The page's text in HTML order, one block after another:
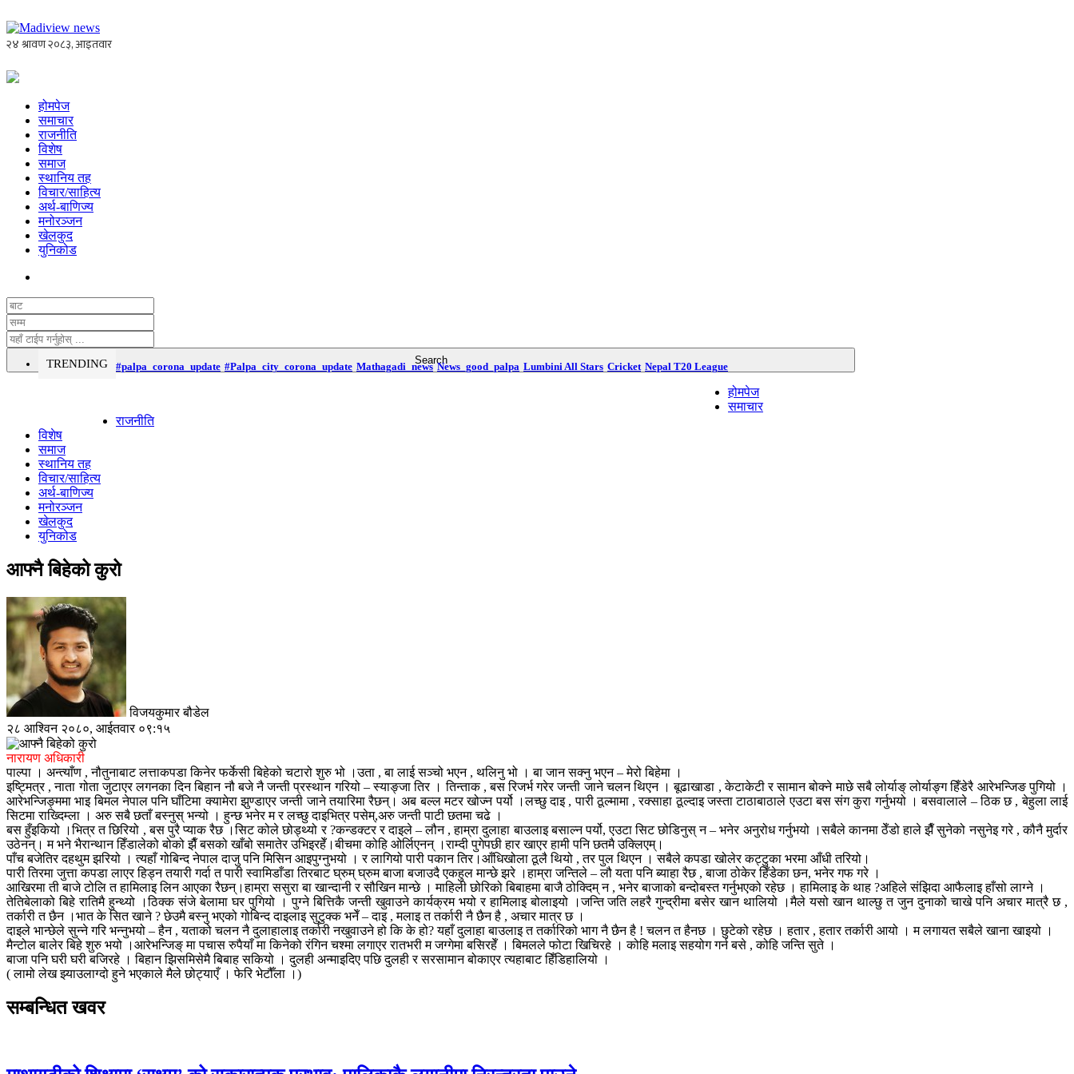
होमपेज
समाचार
राजनीति
विशेष
समाज
स्थानिय तह
विचार/साहित्य
अर्थ-बाणिज्य
मनोरञ्जन
खेलकुद
युनिकोड
TRENDING #palpa_corona_update #Palpa_city_corona_update Mathagadi_news News_good_palpa Lumbini All Stars Cricket Nepal T20 League
होमपेज
समाचार
राजनीति
विशेष
समाज
स्थानिय तह
विचार/साहित्य
अर्थ-बाणिज्य
मनोरञ्जन
खेलकुद
युनिकोड
आफ्नै बिहेको कुरो
विजयकुमार बौडेल
२८ आश्विन २०८०, आईतवार ०९:१५
नारायण अधिकारी
पाल्पा । अन्त्याँण , नौतुनाबाट लत्ताकपडा किनेर फर्केसी बिहेको चटारो शुरु भो ।उता , बा लाई सञ्चो भएन , थलिनु भो । बा जान सक्नु भएन – मेरो बिहेमा ।
इष्ट्मित्र , नाता गोता जुटाएर लगनका दिन बिहान नौ बजे नै जन्ती प्रस्थान गरियो – स्याङ्जा तिर । तिन्ताक , बस रिजर्भ गरेर जन्ती जाने चलन थिएन । बूढाखाडा , केटाकेटी र सामान बोक्ने माछे सबै लोर्याङ् लोर्याङ्ग हिँडेरै आरेभन्जिङ पुगियो ।
आरेभन्जिङ्ममा भाइ बिमल नेपाल पनि घाँटिमा क्यामेरा झुण्डाएर जन्ती जाने तयारिमा रैछन्। अब बल्ल मटर खोज्न पर्यो ।लच्छु दाइ , पारी ठूल्मामा , रक्साहा ठूल्दाइ जस्ता टाठाबाठाले एउटा बस संग कुरा गर्नुभयो । बसवालाले – ठिक छ , बेहुला लाई
सिटमा राख्दिम्ला । अरु सबै छताँ बस्नुस् भन्यो । हुन्छ भनेर म र लच्छु दाइभित्र पसेम्,अरु जन्ती पाटी छतमा चढे ।
बस हुँइकियो ।भित्र त छिरियो , बस पुरै प्याक रैछ ।सिट कोले छोड्थ्यो र ?कन्डक्टर र दाइले – लौन , हाम्रा दुलाहा बाउलाइ बसाल्न पर्यो, एउटा सिट छोडिनुस् न – भनेर अनुरोध गर्नुभयो ।सबैले कानमा ठेँडो हाले झैँ सुनेको नसुनेइ गरे , कौनै मुर्दार
उठेनन्। म भने भैरान्थान हिँडालेको बोको झैँ बसको खाँबो समातेर उभिइरहेँ।बीचमा कोहि ओर्लिएनन् ।राम्दी पुगेपछी हार खाएर हामी पनि छतमै उक्लिएम्।
पाँच बजेतिर दहथुम झरियो । त्यहाँ गोबिन्द नेपाल दाजु पनि मिसिन आइपुग्नुभयो । र लागियो पारी पकान तिर।आँधिखोला ठूलै थियो , तर पुल थिएन । सबैले कपडा खोलेर कट्टुका भरमा आँधी तरियो।
पारी तिरमा जुत्ता कपडा लाएर हिड्न तयारी गर्दा त पारी स्वामिडाँडा तिरबाट घ्रुम् घ्रुम बाजा बजाउदै एकहुल मान्छे झरे ।हाम्रा जन्तिले – लौ यता पनि ब्याहा रैछ , बाजा ठोकेर हिँडेका छन, भनेर गफ गरे ।
आखिरमा ती बाजे टोलि त हामिलाइ लिन आएका रैछन्।हाम्रा ससुरा बा खान्दानी र सौखिन मान्छे । माहिली छोरिको बिबाहमा बाजै ठोक्दिम् न , भनेर बाजाको बन्दोबस्त गर्नुभएको रहेछ । हामिलाइ के थाह ?अहिले संझिदा आफैलाइ हाँसो लाग्ने ।
तेतिबेलाको बिहे रातिमै हुन्थ्यो ।ठिक्क संजे बेलामा घर पुगियो । पुग्ने बित्तिकै जन्ती खुवाउने कार्यक्रम भयो र हामिलाइ बोलाइयो ।जन्ति जति लहरै गुन्द्रीमा बसेर खान थालियो ।मैले यसो खान थाल्छु त जुन दुनाको चाखे पनि अचार मात्रै छ ,
तर्कारी त छैन ।भात के सित खाने ? छेउमै बस्नु भएको गोबिन्द दाइलाइ सुटुक्क भनेँ – दाइ , मलाइ त तर्कारी नै छैन है , अचार मात्र छ ।
दाइले भान्छेले सुन्ने गरि भन्नुभयो – हैन , यताको चलन नै दुलाहालाइ तर्कारी नखुवाउने हो कि के हो? यहाँ दुलाहा बाउलाइ त तर्कारिको भाग नै छैन है ! चलन त हैनछ । छुटेको रहेछ । हतार , हतार तर्कारी आयो । म लगायत सबैले खाना खाइयो ।
मैन्टोल बालेर बिहे शुरु भयो ।आरेभन्जिङ् मा पचास रुपैयाँ मा किनेको रंगिन चश्मा लगाएर रातभरी म जग्गेमा बसिरहेँ । बिमलले फोटा खिचिरहे । कोहि मलाइ सहयोग गर्न बसे , कोहि जन्ति सुते ।
बाजा पनि घरी घरी बजिरहे । बिहान झिसमिसेमै बिबाह सकियो । दुलही अन्माइदिए पछि दुलही र सरसामान बोकाएर त्यहाबाट हिँडिहालियो ।
( लामो लेख झ्याउलाग्दो हुने भएकाले मैले छोट्याएँ । फेरि भेटौँला ।)
सम्बन्धित खवर